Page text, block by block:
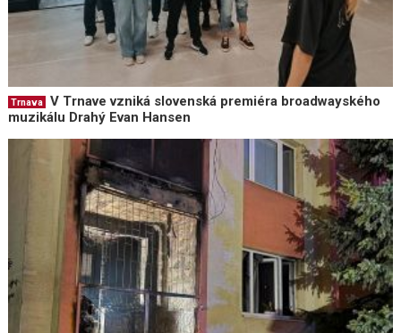
Trnava
V Trnave vzniká slovenská premiéra broadwayského
muzikálu Drahý Evan Hansen